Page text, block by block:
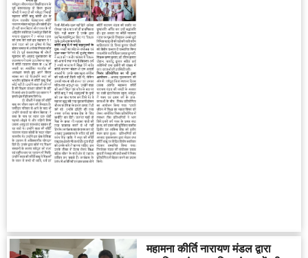
महामना कीर्ति नारायण मंडल द्वारा